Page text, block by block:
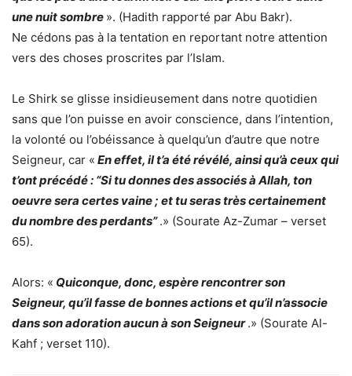
une nuit sombre ». (Hadith rapporté par Abu Bakr).
Ne cédons pas à la tentation en reportant notre attention
vers des choses proscrites par l’Islam.
Le Shirk se glisse insidieusement dans notre quotidien
sans que l’on puisse en avoir conscience, dans l’intention,
la volonté ou l’obéissance à quelqu’un d’autre que notre
Seigneur, car « En effet, il t’a été révélé, ainsi qu’à ceux qui
t’ont précédé : “Si tu donnes des associés à Allah, ton
oeuvre sera certes vaine ; et tu seras très certainement
du nombre des perdants” .» (Sourate Az-Zumar – verset
65).
Alors: « Quiconque, donc, espère rencontrer son
Seigneur, qu’il fasse de bonnes actions et qu’il n’associe
dans son adoration aucun à son Seigneur .» (Sourate Al-
Kahf ; verset 110).